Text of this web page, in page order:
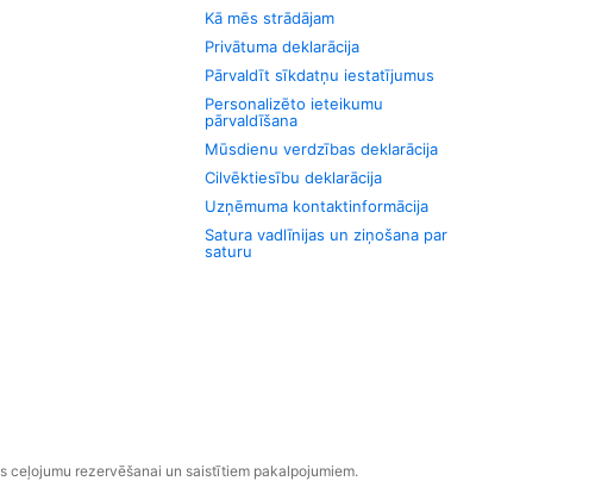
Kā mēs strādājam
Privātuma deklarācija
Pārvaldīt sīkdatņu iestatījumus
Personalizēto ieteikumu
pārvaldīšana
Mūsdienu verdzības deklarācija
Cilvēktiesību deklarācija
Uzņēmuma kontaktinformācija
Satura vadlīnijas un ziņošana par
saturu
ceļojumu rezervēšanai un saistītiem pakalpojumiem.